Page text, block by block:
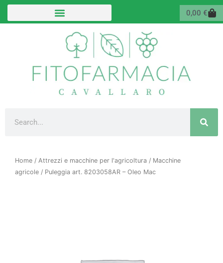
Vai
0,00 €
Home / Attrezzi e macchine per l'agricoltura / Macchine
agricole / Puleggia art. 8203058AR – Oleo Mac